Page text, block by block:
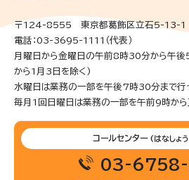
〒124-8555 東京都葛飾区立石5-13-
電話：03-3695-1111（代表）
月曜日から金曜日の午前8時30分から午後
から1月3日を除く)
水曜日は業務の一部を午後7時30分まで行
毎月1回日曜日は業務の一部を午前9時から
コールセンター (はなしょ
03-